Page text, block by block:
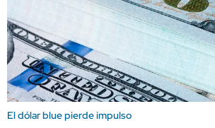
El dólar blue pierde impulso